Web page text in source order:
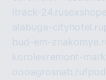
itrack-24.ru
alabuga-cityhotel.ru
bud-em-
korolevremont-
oooagrosnab.ru